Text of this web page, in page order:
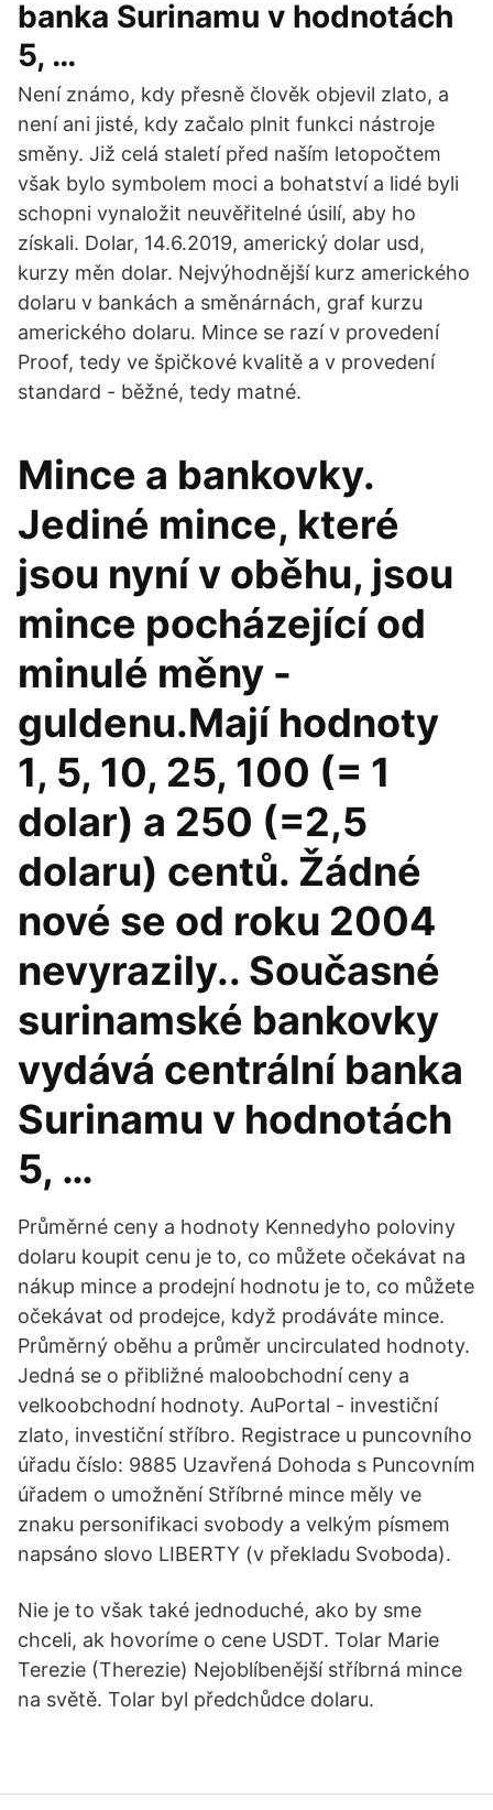
banka Surinamu v hodnotách
5, …
Není známo, kdy přesně člověk objevil zlato, a
není ani jisté, kdy začalo plnit funkci nástroje
směny. Již celá staletí před naším letopočtem
však bylo symbolem moci a bohatství a lidé byli
schopni vynaložit neuvěřitelné úsilí, aby ho
získali. Dolar, 14.6.2019, americký dolar usd,
kurzy měn dolar. Nejvýhodnější kurz amerického
dolaru v bankách a směnárnách, graf kurzu
amerického dolaru. Mince se razí v provedení
Proof, tedy ve špičkové kvalitě a v provedení
standard - běžné, tedy matné.
Mince a bankovky.
Jediné mince, které
jsou nyní v oběhu, jsou
mince pocházející od
minulé měny -
guldenu.Mají hodnoty
1, 5, 10, 25, 100 (= 1
dolar) a 250 (=2,5
dolaru) centů. Žádné
nové se od roku 2004
nevyrazily.. Současné
surinamské bankovky
vydává centrální banka
Surinamu v hodnotách
5, …
Průměrné ceny a hodnoty Kennedyho poloviny
dolaru koupit cenu je to, co můžete očekávat na
nákup mince a prodejní hodnotu je to, co můžete
očekávat od prodejce, když prodáváte mince.
Průměrný oběhu a průměr uncirculated hodnoty.
Jedná se o přibližné maloobchodní ceny a
velkoobchodní hodnoty. AuPortal - investiční
zlato, investiční stříbro. Registrace u puncovního
úřadu číslo: 9885 Uzavřená Dohoda s Puncovním
úřadem o umožnění Stříbrné mince měly ve
znaku personifikaci svobody a velkým písmem
napsáno slovo LIBERTY (v překladu Svoboda).
Nie je to však také jednoduché, ako by sme
chceli, ak hovoríme o cene USDT. Tolar Marie
Terezie (Therezie) Nejoblíbenější stříbrná mince
na světě. Tolar byl předchůdce dolaru.